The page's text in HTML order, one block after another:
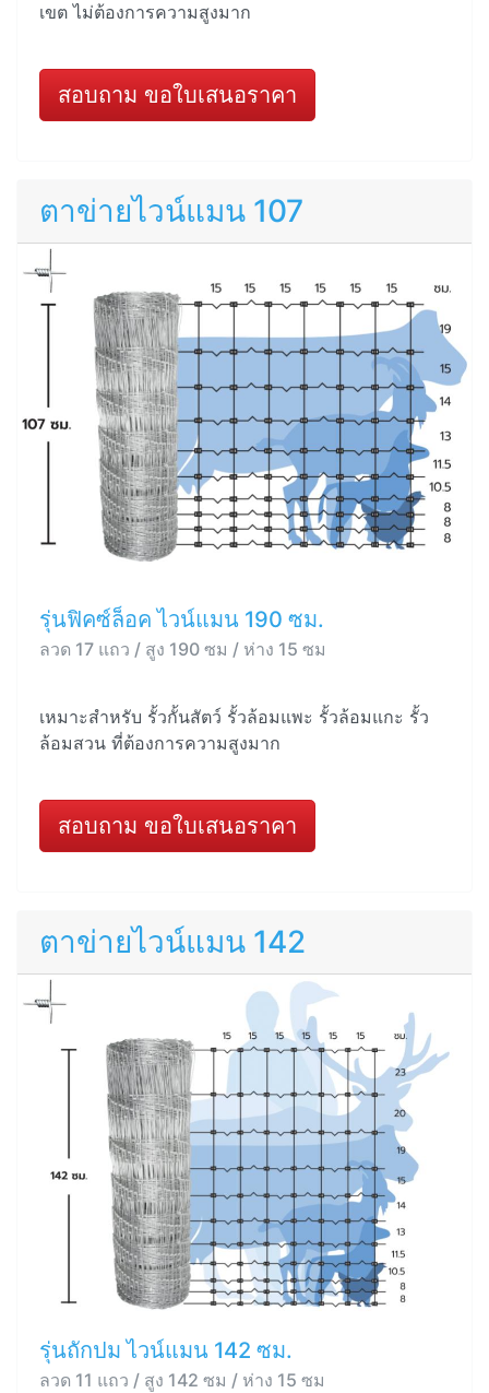
เขต ไม่ต้องการความสูงมาก
สอบถาม ขอใบเสนอราคา
ตาข่ายไวน์แมน 107
รุ่นฟิคซ์ล็อค ไวน์แมน 190 ซม.
ลวด 17 แถว / สูง 190 ซม / ห่าง 15 ซม
เหมาะสำหรับ รั้วกั้นสัตว์ รั้วล้อมแพะ รั้วล้อมแกะ รั้ว
ล้อมสวน ที่ต้องการความสูงมาก
สอบถาม ขอใบเสนอราคา
ตาข่ายไวน์แมน 142
รุ่นถักปม ไวน์แมน 142 ซม.
ลวด 11 แถว / สูง 142 ซม / ห่าง 15 ซม